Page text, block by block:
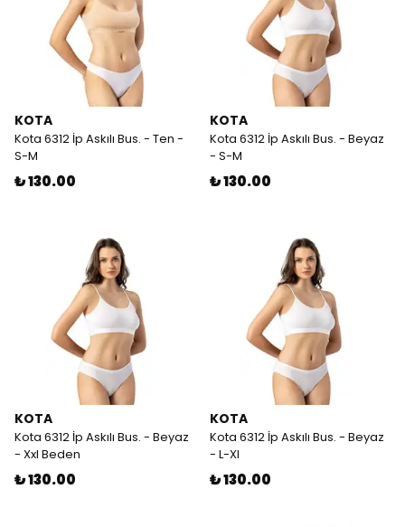
KOTA
Kota 6312 İp Askılı Bus. - Ten -
S-M
₺ 130.00
KOTA
Kota 6312 İp Askılı Bus. - Beyaz
- S-M
₺ 130.00
KOTA
Kota 6312 İp Askılı Bus. - Beyaz
- Xxl Beden
₺ 130.00
KOTA
Kota 6312 İp Askılı Bus. - Beyaz
- L-Xl
₺ 130.00